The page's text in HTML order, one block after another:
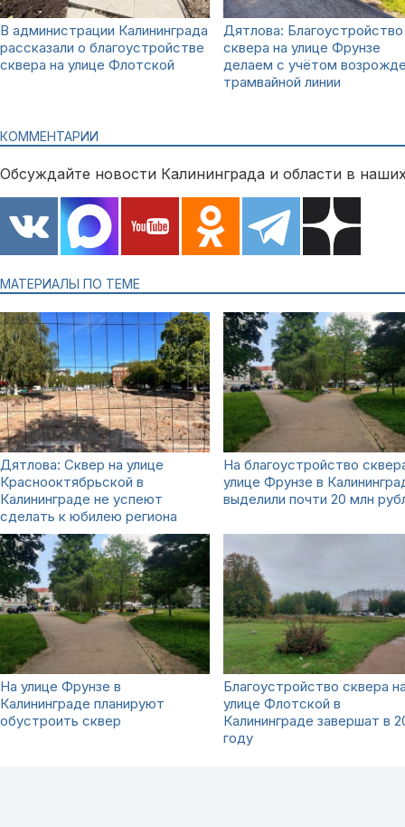
В администрации Калининграда
рассказали о благоустройстве
сквера на улице Флотской
Дятлова: Благоустройство
сквера на улице Фрунзе
делаем с учётом
трамвайной линии
КОММЕНТАРИИ
Обсуждайте новости Калининграда и области в
МАТЕРИАЛЫ ПО ТЕМЕ
Дятлова: Сквер на улице
Краснооктябрьской в
Калининграде не успеют
сделать к юбилею региона
На благоустройство
улице Фрунзе в
выделили почти 20 млн
На улице Фрунзе в
Калининграде планируют
обустроить сквер
Благоустройство сквера
улице Флотской в
Калининграде завершат в
году